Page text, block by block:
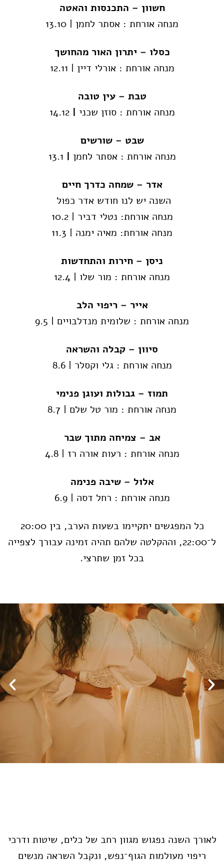
חשוון – התכנסות והאטה
מנחה אורחת : אסתר לחמן | 13.10
כסלו – יתרון האור מהחושך
מנחה אורחת : אורלי דיין | 12.11
טבת – עין טובה
מנחה אורחת : סוזן שכני |
14.12
שבט – שורשים
מנחה אורחת : אסתר לחמן |
13.1
אדר – שמחה כדרך חיים
השנה יש לנו חודש אדר כפול
מנחה אורחת: נטלי דביר | 10.2
מנחה אורחת: מאיה ימנה | 11.3
ניסן – חירות והתחדשות
מנחה אורחת : מור שלו | 12.4
אייר – ריפוי הלב
מנחה אורחת : שלומית מנדלבויים | 9.5
סיוון – קבלה והשראה
מנחה אורחת : גלי וקסלר | 8.6
תמוז – גבולות ועוגן פנימי
מנחה אורחת : מור טל שלם | 8.7
אב – צמיחה מתוך שבר
מנחה אורחת : רעות אורה רז | 4.8
אלול – שיבה פנימה
מנחה אורחת : רחל דסה | 6.9
כל המפגשים יתקיימו בשעות הערב, בין 20:00
ל־22:00, וההקלטה שלהם תהיה זמינה עבורך לצפייה
בכל זמן שתרצי.
לאורך השנה נפגוש מגוון רחב של כלים, שיטות ודרכי
ריפוי מעולמות הגוף־נפש, ונקבל השראה מנשים